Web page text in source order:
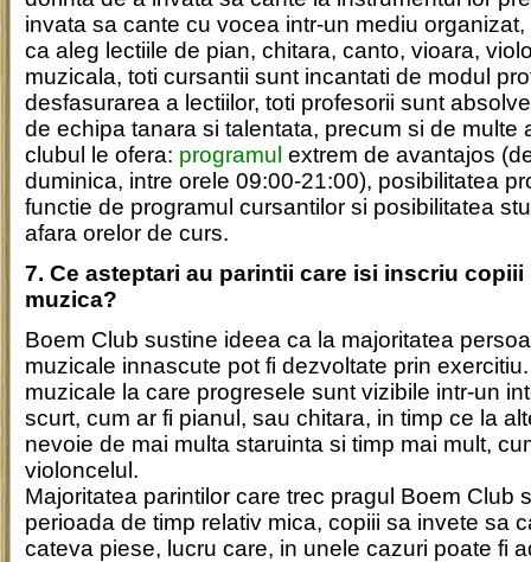
invata sa cante cu vocea intr-un mediu
ca aleg lectiile de pian, chitara, canto, vioara,
muzicala, toti cursantii sunt incantati de modul
desfasurarea a lectiilor, toti profesorii sunt
de echipa tanara si talentata, precum si de multe
clubul le ofera: programul extrem de avantajos
duminica, intre orele 09:00-21:00), posibilitatea
functie de programul cursantilor si posibilitatea
afara orelor de curs.
7. Ce asteptari au parintii care isi inscriu
muzica?
Boem Club sustine ideea ca la majoritatea
muzicale innascute pot fi dezvoltate prin
muzicale la care progresele sunt vizibile intr-un
scurt, cum ar fi pianul, sau chitara, in timp ce la
nevoie de mai multa staruinta si timp mai mult,
violoncelul.
Majoritatea parintilor care trec pragul Boem Club
perioada de timp relativ mica, copiii sa invete sa
cateva piese, lucru care, in unele cazuri poate fi